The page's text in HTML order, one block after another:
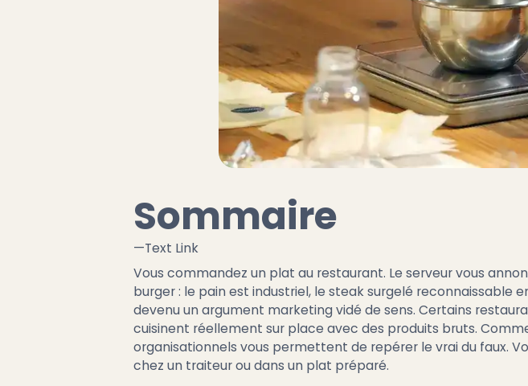
Sommaire
—Text Link
Vous commandez un plat au restaurant. Le serveur vous
burger : le pain est industriel, le steak surgelé reconnaissable
devenu un argument marketing vidé de sens. Certains
cuisinent réellement sur place avec des produits bruts.
organisationnels vous permettent de repérer le vrai du faux.
chez un traiteur ou dans un plat préparé.